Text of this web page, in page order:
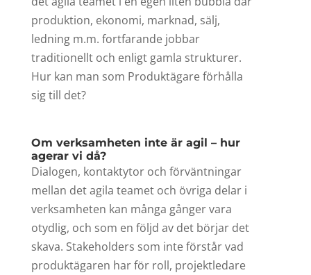
produktion, ekonomi, marknad, sälj,
ledning m.m. fortfarande jobbar
traditionellt och enligt gamla strukturer.
Hur kan man som Produktägare förhålla
sig till det?
Om verksamheten inte är agil – hur
agerar vi då?
Dialogen, kontaktytor och förväntningar
mellan det agila teamet och övriga delar i
verksamheten kan många gånger vara
otydlig, och som en följd av det börjar det
skava. Stakeholders som inte förstår vad
produktägaren har för roll, projektledare